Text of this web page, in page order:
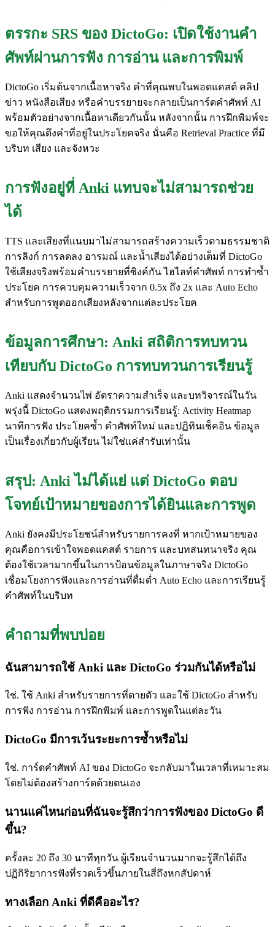
ตรรกะ SRS ของ DictoGo: เปิดใช้งานคำ
ศัพท์ผ่านการฟัง การอ่าน และการพิมพ์
DictoGo เริ่มต้นจากเนื้อหาจริง คำที่คุณพบในพอดแคสต์ คลิป
ข่าว หนังสือเสียง หรือคำบรรยายจะกลายเป็นการ์ดคำศัพท์ AI
พร้อมตัวอย่างจากเนื้อหาเดียวกันนั้น หลังจากนั้น การฝึกพิมพ์จะ
ขอให้คุณดึงคำที่อยู่ในประโยคจริง นั่นคือ Retrieval Practice ที่มี
บริบท เสียง และจังหวะ
การฟังอยู่ที่ Anki แทบจะไม่สามารถช่วย
ได้
TTS และเสียงที่แนบมาไม่สามารถสร้างความเร็วตามธรรมชาติ
การลิงก์ การลดลง อารมณ์ และน้ำเสียงได้อย่างเต็มที่ DictoGo
ใช้เสียงจริงพร้อมคำบรรยายที่ซิงค์กัน ไฮไลท์คำศัพท์ การทำซ้ำ
ประโยค การควบคุมความเร็วจาก 0.5x ถึง 2x และ Auto Echo
สำหรับการพูดออกเสียงหลังจากแต่ละประโยค
ข้อมูลการศึกษา: Anki สถิติการทบทวน
เทียบกับ DictoGo การทบทวนการเรียนรู้
Anki แสดงจำนวนไพ่ อัตราความสำเร็จ และบทวิจารณ์ในวัน
พรุ่งนี้ DictoGo แสดงพฤติกรรมการเรียนรู้: Activity Heatmap
นาทีการฟัง ประโยคซ้ำ คำศัพท์ใหม่ และปฏิทินเช็คอิน ข้อมูล
เป็นเรื่องเกี่ยวกับผู้เรียน ไม่ใช่แค่สำรับเท่านั้น
สรุป: Anki ไม่ได้แย่ แต่ DictoGo ตอบ
โจทย์เป้าหมายของการได้ยินและการพูด
Anki ยังคงมีประโยชน์สำหรับรายการคงที่ หากเป้าหมายของ
คุณคือการเข้าใจพอดแคสต์ รายการ และบทสนทนาจริง คุณ
ต้องใช้เวลามากขึ้นในการป้อนข้อมูลในภาษาจริง DictoGo
เชื่อมโยงการฟังและการอ่านที่ดื่มด่ำ Auto Echo และการเรียนรู้
คำศัพท์ในบริบท
คำถามที่พบบ่อย
ฉันสามารถใช้ Anki และ DictoGo ร่วมกันได้หรือไม่
ใช่. ใช้ Anki สำหรับรายการที่ตายตัว และใช้ DictoGo สำหรับ
การฟัง การอ่าน การฝึกพิมพ์ และการพูดในแต่ละวัน
DictoGo มีการเว้นระยะการซ้ำหรือไม่
ใช่. การ์ดคำศัพท์ AI ของ DictoGo จะกลับมาในเวลาที่เหมาะสม
โดยไม่ต้องสร้างการ์ดด้วยตนเอง
นานแค่ไหนก่อนที่ฉันจะรู้สึกว่าการฟังของ DictoGo ดี
ขึ้น?
ครั้งละ 20 ถึง 30 นาทีทุกวัน ผู้เรียนจำนวนมากจะรู้สึกได้ถึง
ปฏิกิริยาการฟังที่รวดเร็วขึ้นภายในสี่ถึงหกสัปดาห์
ทางเลือก Anki ที่ดีคืออะไร?